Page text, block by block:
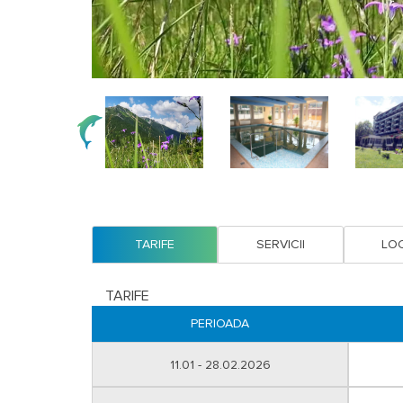
TARIFE SERVICII
TARIFE
PERIOADA
11.01 - 28.02.2026